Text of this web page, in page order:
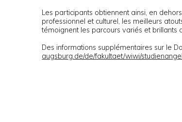
Les participants obtiennent ainsi, en
professionnel et culturel, les meilleurs
témoignent les parcours variés et brillants
Des informations supplémentaires sur le
augsburg.de/de/fakultaet/wiwi/